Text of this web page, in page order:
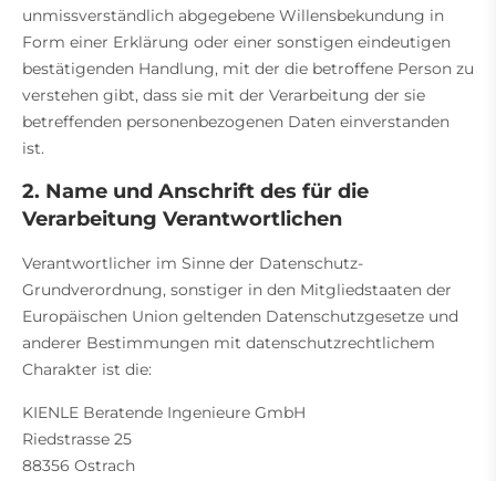
unmissverständlich abgegebene Willensbekundung in
Form einer Erklärung oder einer sonstigen eindeutigen
bestätigenden Handlung, mit der die betroffene Person zu
verstehen gibt, dass sie mit der Verarbeitung der sie
betreffenden personenbezogenen Daten einverstanden
ist.
2. Name und Anschrift des für die
Verarbeitung Verantwortlichen
Verantwortlicher im Sinne der Datenschutz-
Grundverordnung, sonstiger in den Mitgliedstaaten der
Europäischen Union geltenden Datenschutzgesetze und
anderer Bestimmungen mit datenschutzrechtlichem
Charakter ist die:
KIENLE Beratende Ingenieure GmbH
Riedstrasse 25
88356 Ostrach